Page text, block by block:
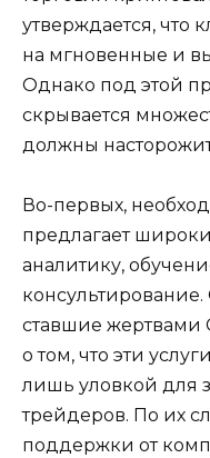
утверждается, что
на мгновенные и
Однако под этой
скрывается
должны
Во-первых,
предлагает
аналитику,
ставшие жертвами
о том, что эти
лишь уловкой для
трейдеров. По их
поддержки от